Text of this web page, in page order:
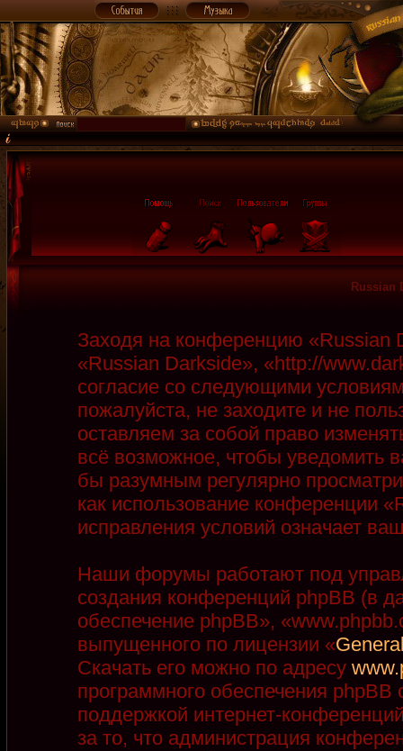
Russian
Заходя на конференцию
«Russian Darkside», «http://
согласие со следующими
пожалуйста, не заходите и не
оставляем за собой право
всё возможное, чтобы уведомить
бы разумным регулярно
как использование конференции
исправления условий означает
Наши форумы работают под
создания конференций phpBB (в
обеспечение phpBB»,
выпущенного по лицензии «
Скачать его можно по адресу
программного обеспечения phpBB
поддержкой интернет-
за то, что администрация